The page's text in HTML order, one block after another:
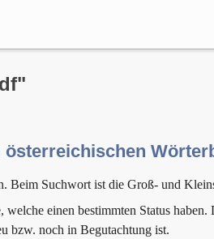
Beim Suchwort ist die Groß- und
einen bestimmten Status
bzw. noch in Begutachtung ist.